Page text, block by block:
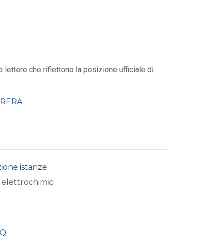
lettere che riflettono la posizione ufficiale di
istanze